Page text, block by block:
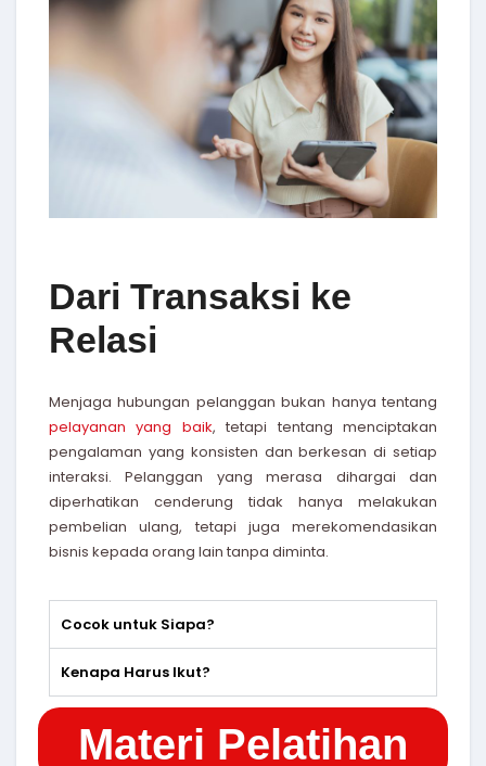
Dari Transaksi ke
Relasi
Menjaga hubungan pelanggan bukan hanya tentang
pelayanan yang baik, tetapi tentang menciptakan
pengalaman yang konsisten dan berkesan di setiap
interaksi. Pelanggan yang merasa dihargai dan
diperhatikan cenderung tidak hanya melakukan
pembelian ulang, tetapi juga merekomendasikan
bisnis kepada orang lain tanpa diminta.
Cocok untuk Siapa?
Kenapa Harus Ikut?
Materi Pelatihan